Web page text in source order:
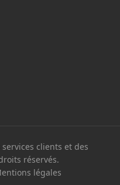
clients et des
réservés.
légales